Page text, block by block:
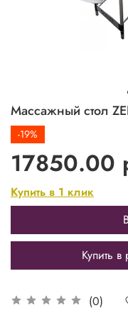
Массажный стол
(0)
-19%
17850.00
Купить в 1 клик
Купить